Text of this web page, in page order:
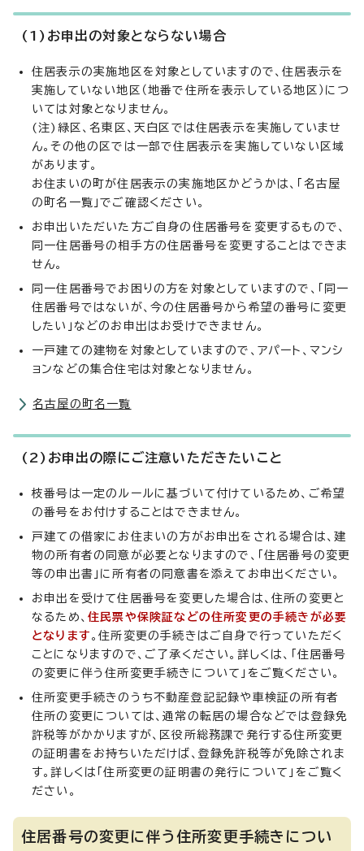
(1)お申出の対象とならない場合
住居表示の実施地区を対象としていますので、住居表示を
実施していない地区（地番で住所を表示している地区）につ
いては対象となりません。
(注)緑区、名東区、天白区では住居表示を実施していませ
ん。その他の区では一部で住居表示を実施していない区域
があります。
お住まいの町が住居表示の実施地区かどうかは、「名古屋
の町名一覧」でご確認ください。
お申出いただいた方ご自身の住居番号を変更するもので、
同一住居番号の相手方の住居番号を変更することはできま
せん。
同一住居番号でお困りの方を対象としていますので、「同一
住居番号ではないが、今の住居番号から希望の番号に変更
したい」などのお申出はお受けできません。
一戸建ての建物を対象としていますので、アパート、マンシ
ョンなどの集合住宅は対象となりません。
名古屋の町名一覧
(2)お申出の際にご注意いただきたいこと
枝番号は一定のルールに基づいて付けているため、ご希望
の番号をお付けすることはできません。
戸建ての借家にお住まいの方がお申出をされる場合は、建
物の所有者の同意が必要となりますので、「住居番号の変更
等の申出書」に所有者の同意書を添えてお申出ください。
お申出を受けて住居番号を変更した場合は、住所の変更と
なるため、 住民票や保険証などの住所変更の手続きが必要
となります 。住所変更の手続きはご自身で行っていただく
ことになりますので、ご了承ください。詳しくは、「住居番号
の変更に伴う住所変更手続きについて」をご覧ください。
住所変更手続きのうち不動産登記記録や車検証の所有者
住所の変更については、通常の転居の場合などでは登録免
許税等がかかりますが、区役所総務課で発行する住所変更
の証明書をお持ちいただけば、登録免許税等が免除されま
す。詳しくは「住所変更の証明書の発行について」をご覧く
ださい。
住居番号の変更に伴う住所変更手続きについ